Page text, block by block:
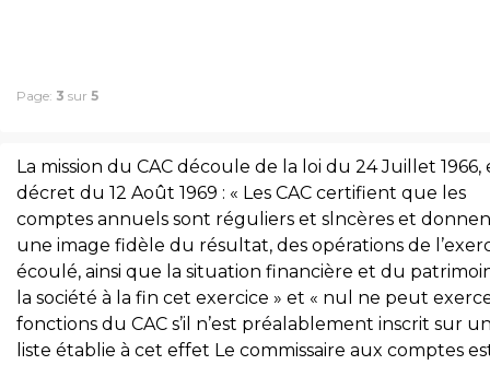
Page: 3 sur 5
La mission du CAC découle de la loi du 24 Juillet
décret du 12 Août 1969 : « Les CAC certifient que les
comptes annuels sont réguliers et slncères et
une image fidèle du résultat, des opérations de
écoulé, ainsi que la situation financière et du
la société à la fin cet exercice » et « nul ne peut
fonctions du CAC s’il n’est préalablement inscrit sur
liste établie à cet effet Le commissaire aux comptes